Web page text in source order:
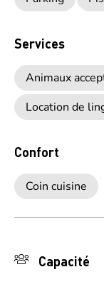
Services
Animaux
Location de
Confort
Coin cuisine
Capacité